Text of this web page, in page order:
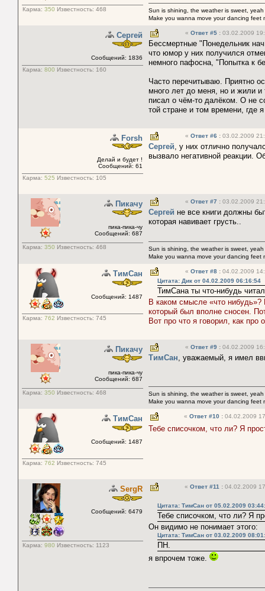
Карма: 350 Известность: 468
Sun is shining, the weather is sweet, yeah
Make you wanna move your dancing feet
Сергей
Сообщений: 1836
Карма: 800 Известность: 160
« Ответ #5 : 03.02.2009
Бессмертные "Понедельник
что юмор у них получился
немного пафосна, "Попытка к
Часто перечитываю. Приятно
много лет до меня, но и жили и
писал о чём-то далёком. О не
той стране и том времени, где
Forsh
Делай и будет !
Сообщений: 61
Карма: 525 Известность: 105
« Ответ #6 : 03.02.2009
Сергей, y них отлично
вызвало негативной реакции.
Пикачу
пика-пика-чу
Сообщений: 687
Карма: 350 Известность: 468
« Ответ #7 : 03.02.2009
Сергей не все книги должны
которая навивает грусть..
Sun is shining, the weather is sweet, yeah
Make you wanna move your dancing feet
ТимСан
Сообщений: 1487
Карма: 762 Известность: 745
« Ответ #8 : 04.02.2009
Цитата: Дик от 04.02.2009 06:16:54
ТимСана ты что-нибудь
В каком смысле «что
который был вполне сносен.
Вот про что я говорил, как про
Пикачу
пика-пика-чу
Сообщений: 687
Карма: 350 Известность: 468
« Ответ #9 : 04.02.2009
ТимСан, уважаемый, я имел
Sun is shining, the weather is sweet, yeah
Make you wanna move your dancing feet
ТимСан
Сообщений: 1487
Карма: 762 Известность: 745
« Ответ #10 : 04.02.2009
Тебе списочком, что ли? Я
SergR
Сообщений: 6479
Карма: 980 Известность: 1123
« Ответ #11 : 04.02.2009
Цитата: ТимСан от 05.02.2009
Тебе списочком, что ли? Я
Он видимо не понимает этого:
Цитата: ТимСан от 03.02.2009
ПН.
я впрочем тоже.